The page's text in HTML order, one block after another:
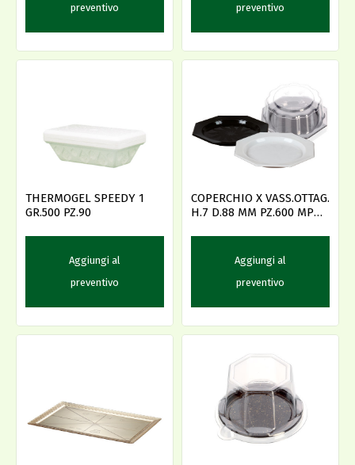
preventivo
preventivo
THERMOGEL SPEEDY 1
GR.500 PZ.90
Aggiungi al
preventivo
COPERCHIO X VASS.OTTAG.
H.7 D.88 MM PZ.600 MPM
Aggiungi al
preventivo